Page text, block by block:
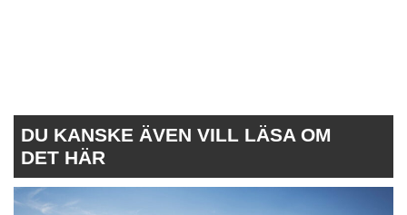
DU KANSKE ÄVEN VILL LÄSA OM
DET HÄR